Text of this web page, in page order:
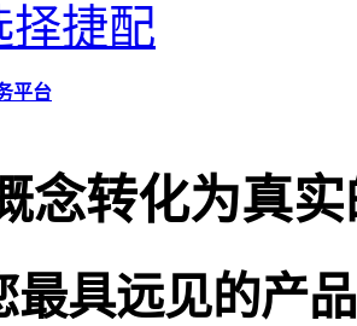
择捷配
平台
念转化为真
最具远见的产品